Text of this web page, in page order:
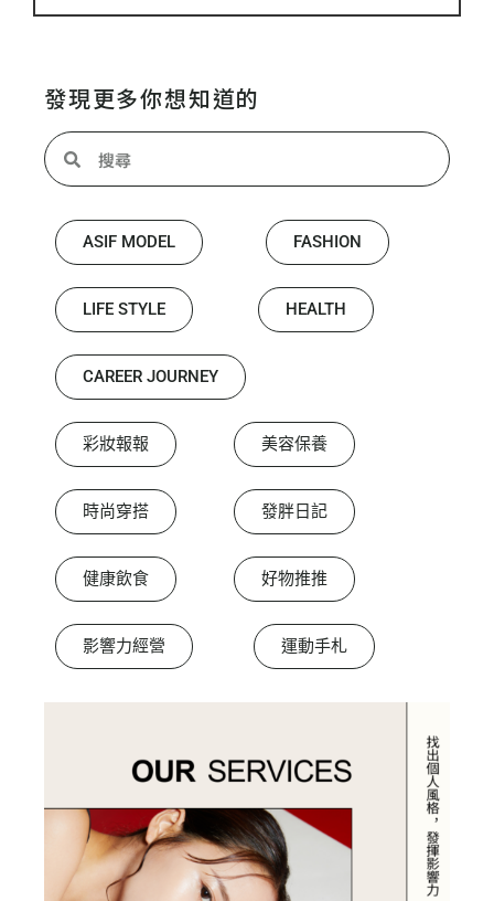
發現更多你想知道的
ASIF MODEL FASHION
LIFE STYLE HEALTH
CAREER JOURNEY
彩妝報報 美容保養
時尚穿搭 發胖日記
健康飲食 好物推推
影響力經營 運動手札